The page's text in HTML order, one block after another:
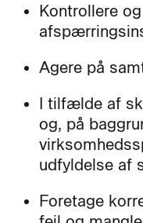
Kontrollere
Agere på
I tilfælde af
og, på
udfyldelse af
Foretage